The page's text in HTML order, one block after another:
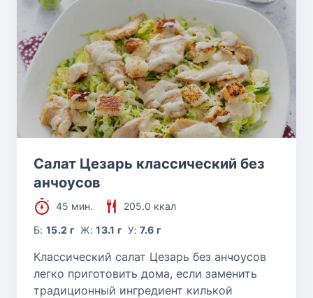
Салат Цезарь классический без
анчоусов
45 мин.
205.0 ккал
Б:15.2 г Ж:13.1 г У:7.6 г
Классический салат Цезарь без анчоусов
легко приготовить дома, если заменить
традиционный ингредиент килькой